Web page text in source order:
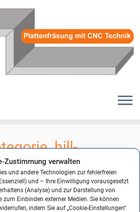
Zustimmung verwalten
und andere Technologien zur fehlerfreien
und – Ihre Einwilligung vorausgesetzt
(Analyse) und zur Darstellung von
Einbinden externer Medien. Sie können
indem Sie auf „Cookie-Einstellungen“